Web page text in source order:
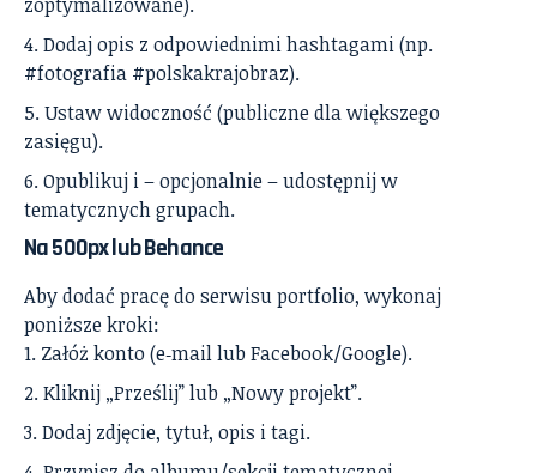
Dodaj opis z odpowiednimi hashtagami (np.
#fotografia #polskakrajobraz).
Ustaw widoczność (publiczne dla większego
zasięgu).
Opublikuj i – opcjonalnie – udostępnij w
tematycznych grupach.
Na 500px lub Behance
Aby dodać pracę do serwisu portfolio, wykonaj
poniższe kroki:
Załóż konto (e‑mail lub Facebook/Google).
Kliknij „Prześlij” lub „Nowy projekt”.
Dodaj zdjęcie, tytuł, opis i tagi.